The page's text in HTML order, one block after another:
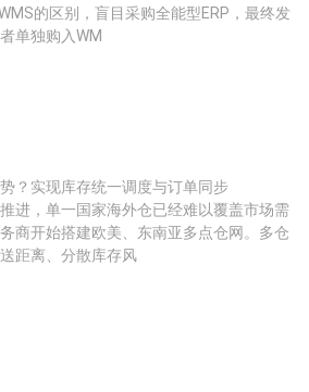
的区别，盲目采购全能型ERP，最终发
单独购入WM
？实现库存统一调度与订单同步
进，单一国家海外仓已经难以覆盖市场需
商开始搭建欧美、东南亚多点仓网。多仓
距离、分散库存风